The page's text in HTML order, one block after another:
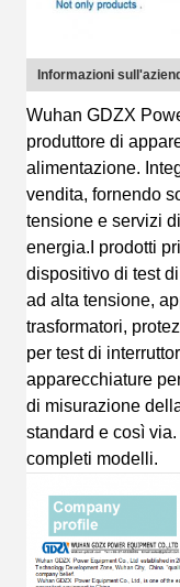
Informazioni
Wuhan GDZX
produttore di
alimentazione.
vendita, fornendo
tensione e servizi
energia. I prodotti
dispositivo di test
ad alta tensione,
trasformatori,
per test di
apparecchiature
di misurazione
standard e così via.
completi modelli.